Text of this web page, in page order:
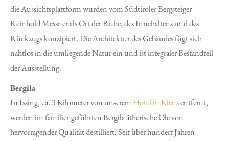
die Aussichtsplattform wurden vom Südtiroler Bergsteiger
Reinhold Messner als Ort der Ruhe, des Innehaltens und des
Rückzugs konzipiert. Die Architektur des Gebäudes fügt sich
nahtlos in die umliegende Natur ein und ist integraler Bestandteil
der Ausstellung.
Bergila
In Issing, ca. 3 Kilometer von unseremHotel in Kiensentfernt,
werden im familiengeführten Bergila ätherische Öle von
hervorragender Qualität destilliert. Seit über hundert Jahren